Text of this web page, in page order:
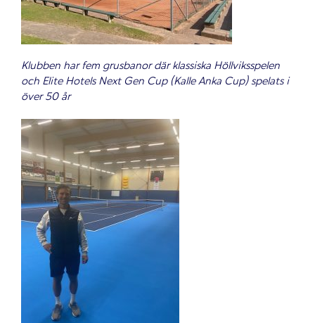
Klubben har fem grusbanor där klassiska Höllviksspelen
och Elite Hotels Next Gen Cup (Kalle Anka Cup) spelats i
över 50 år